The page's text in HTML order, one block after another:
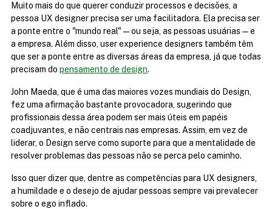
Muito mais do que querer conduzir processos e decisões, a
pessoa UX designer precisa ser uma facilitadora. Ela precisa ser
a ponte entre o "mundo real" — ou seja, as pessoas usuárias — e
a empresa. Além disso, user experience designers também têm
que ser a ponte entre as diversas áreas da empresa, já que todas
precisam do pensamento de design.
John Maeda, que é uma das maiores vozes mundiais do Design,
fez uma afirmação bastante provocadora, sugerindo que
profissionais dessa área podem ser mais úteis em papéis
coadjuvantes, e não centrais nas empresas. Assim, em vez de
liderar, o Design serve como suporte para que a mentalidade de
resolver problemas das pessoas não se perca pelo caminho.
Isso quer dizer que, dentre as competências para UX designers,
a humildade e o desejo de ajudar pessoas sempre vai prevalecer
sobre o ego inflado.